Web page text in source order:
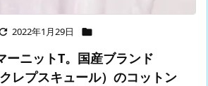
2022年1月29日 
ーニットT。国産ブランド
レプスキュール）のコットン